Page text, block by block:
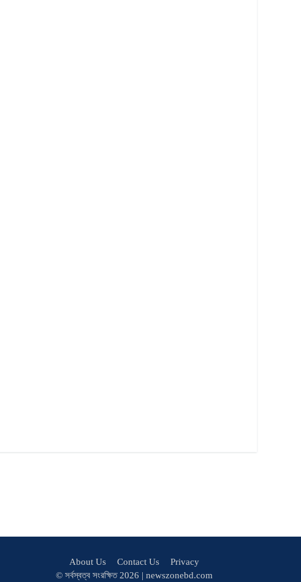
About Us Contact Us
Privacy
© সর্বস্বত্ব সংরক্ষিত 2026 | newszonebd.com